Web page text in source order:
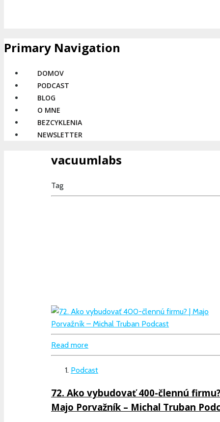
Primary Navigation
DOMOV
PODCAST
BLOG
O MNE
BEZCYKLENIA
NEWSLETTER
vacuumlabs
Tag
Read more
Podcast
72. Ako vybudovať 400-člennú
Majo Porvažník – Michal Truban